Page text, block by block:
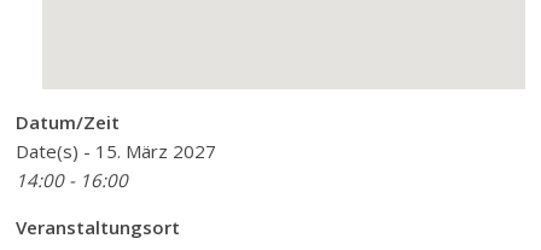
Datum/Zeit
Date(s) - 15. März 2027
14:00 - 16:00
Veranstaltungsort